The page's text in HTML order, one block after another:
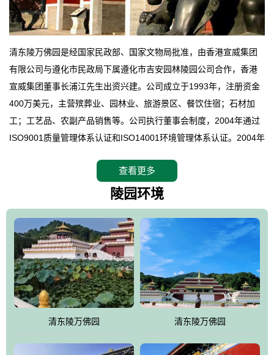
清东陵万佛园是经国家民政部、国家文物局批准，由香港宣威集团
有限公司与遵化市民政局下属遵化市吉安园林陵园公司合作，香港
宣威集团董事长浦江先生出资兴建。公司成立于1993年，注册资金
400万美元，主营殡葬业、园林业、旅游景区、餐饮住宿；石材加
工；工艺品、农副产品销售等。公司执行董事会制度，2004年通过
ISO9001质量管理体系认证和ISO14001环境管理体系认证。2004年
拥有4A级旅游区头衔的花园式陵园，园内建有四星级酒店一座。
万佛园位于遵化市境内，座落在世界文化遗产清东陵地形墙内，地
形绝佳，地理位置优越，交通便利。公司以“建设全国顶级人生后花
园、打造佛教精品旅游圣地”为目标，以海外归侨、国内外知名人士
的墓地安葬、祭祀吊亡并结合旅游参观构成其主要使用功能；以苍
郁绚丽、优雅宜人的园林景观构成其外部形象。通过墓园建设与造
园手法相结合的默契操作，建成一处特色鲜明、服务周全、环境优
美、民族风格突出，与周边文物古迹交相呼应的极具吸引力的花园
式园林。
万佛园工程一期占地448亩，目前完成投资近12亿元人民币，园区采
用全仿古式建筑，寻求与世界文化遗产地清东陵的和谐统一，在园
查看更多
陵园环境
清东陵万佛园 清东陵万佛园